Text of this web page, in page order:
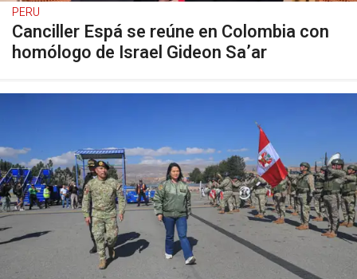
PERU
Canciller Espá se reúne en Colombia con
homólogo de Israel Gideon Sa’ar